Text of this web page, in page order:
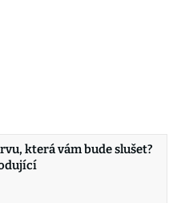
která vám bude slušet?